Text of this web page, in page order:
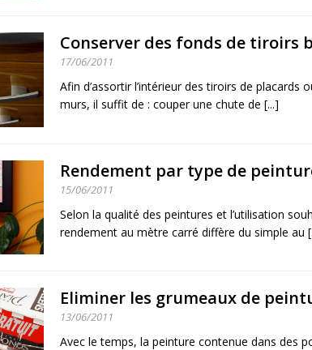
Conserver des fonds de tiroirs
17/06/2011
Afin d’assortir l’intérieur des tiroirs de placards
murs, il suffit de : couper une chute de [...]
Rendement par type de
15/06/2011
Selon la qualité des peintures et l’utilisation
rendement au mètre carré diffère du simple au
Eliminer les grumeaux de
13/06/2011
Avec le temps, la peinture contenue dans des